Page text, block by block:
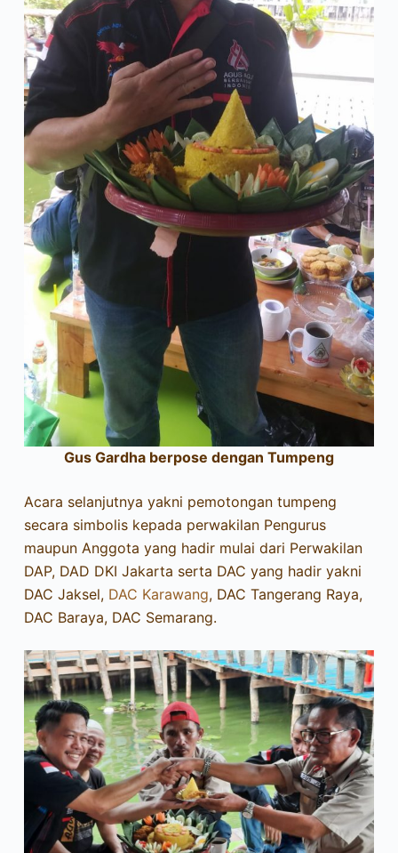
Gus Gardha berpose dengan Tumpeng
Acara selanjutnya yakni pemotongan tumpeng
secara simbolis kepada perwakilan Pengurus
maupun Anggota yang hadir mulai dari Perwakilan
DAP, DAD DKI Jakarta serta DAC yang hadir yakni
DAC Jaksel, DAC Karawang, DAC Tangerang Raya,
DAC Baraya, DAC Semarang.